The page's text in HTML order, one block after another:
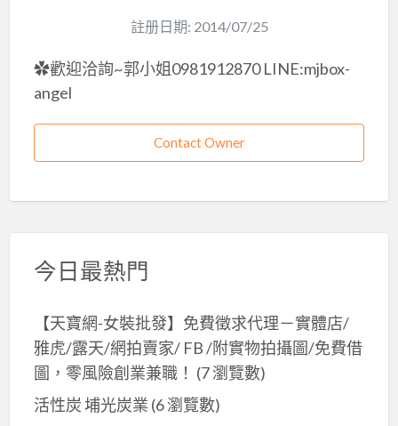
註册日期: 2014/07/25
✿歡迎洽詢~郭小姐0981912870 LINE:mjbox-
angel
Contact Owner
今日最熱門
【天寶網-女裝批發】免費徵求代理－實體店/
雅虎/露天/網拍賣家/ FB /附實物拍攝圖/免費借
圖，零風險創業兼職！ (7 瀏覽數)
活性炭 埔光炭業 (6 瀏覽數)